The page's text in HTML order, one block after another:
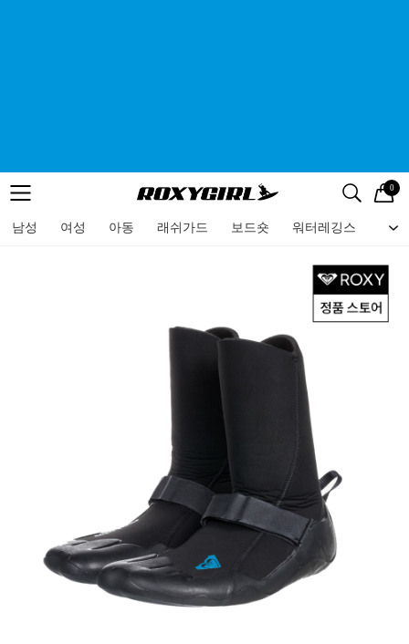
메뉴 검색
로고 0
남성 여성 아동 래쉬가드 보드숏 워터레깅스 비
메뉴